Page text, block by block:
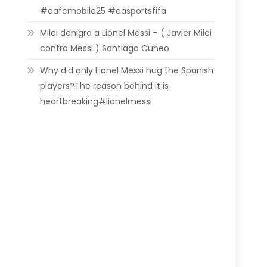
#eafcmobile25 #easportsfifa
Milei denigra a Lionel Messi – ( Javier Milei
contra Messi ) Santiago Cuneo
Why did only Lionel Messi hug the Spanish
players?The reason behind it is
heartbreaking#lionelmessi